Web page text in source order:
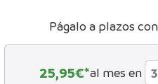
Págalo a plazos con
25,95€*al mes en